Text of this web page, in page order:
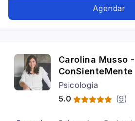
Agendar
Carolina Musso -
ConSienteMente
Psicología
5.0
(9)